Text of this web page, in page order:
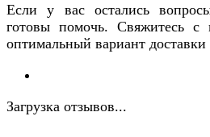
Если у вас остались
готовы помочь. Свяжитесь
оптимальный вариант доставки
Загрузка отзывов...